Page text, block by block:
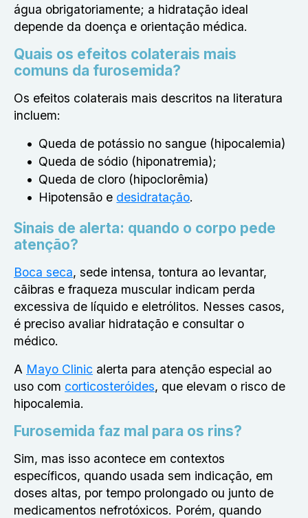
água obrigatoriamente; a hidratação ideal
depende da doença e orientação médica.
Quais os efeitos colaterais mais
comuns da furosemida?
Os efeitos colaterais mais descritos na literatura
incluem:
Queda de potássio no sangue (hipocalemia)
Queda de sódio (hiponatremia);
Queda de cloro (hipoclorêmia)
Hipotensão e desidratação.
Sinais de alerta: quando o corpo pede
atenção?
Boca seca, sede intensa, tontura ao levantar,
cãibras e fraqueza muscular indicam perda
excessiva de líquido e eletrólitos. Nesses casos,
é preciso avaliar hidratação e consultar o
médico.
A Mayo Clinic alerta para atenção especial ao
uso com corticosteróides, que elevam o risco de
hipocalemia.
Furosemida faz mal para os rins?
Sim, mas isso acontece em contextos
específicos, quando usada sem indicação, em
doses altas, por tempo prolongado ou junto de
medicamentos nefrotóxicos. Porém, quando